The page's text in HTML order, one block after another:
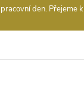
den. Přejeme